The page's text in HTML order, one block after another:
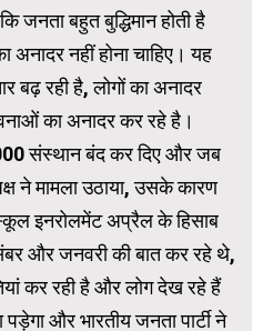
जनता बहुत बुद्धिमान होती है
नहीं होना चाहिए। यह
बढ़ रही है, लोगों का अनादर
का अनादर कर रहे है।
संस्थान बंद कर दिए और जब
ने मामला उठाया, उसके कारण
इनरोलमेंट अप्रैल के हिसाब
और जनवरी की बात कर रहे थे,
कर रही है और लोग देख रहे हैं
और भारतीय जनता पार्टी ने